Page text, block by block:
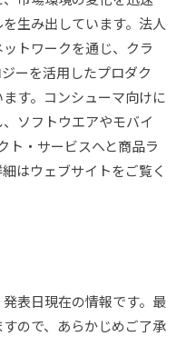
生み出しています。法人
トワークを通じ、クラ
ーを活用したプロダク
す。コンシューマ向けに
ソフトウエアやモバイ
ト・サービスへと商品ラ
はウェブサイトをご覧く
表日現在の情報です。最
ので、あらかじめご了承